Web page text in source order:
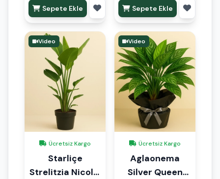
Sepete Ekle Sepete Ekle
Video
Ücretsiz Kargo
Starliçe
Strelitzia Nicolai
Video
Ücretsiz Kargo
Aglaonema
Silver Queen